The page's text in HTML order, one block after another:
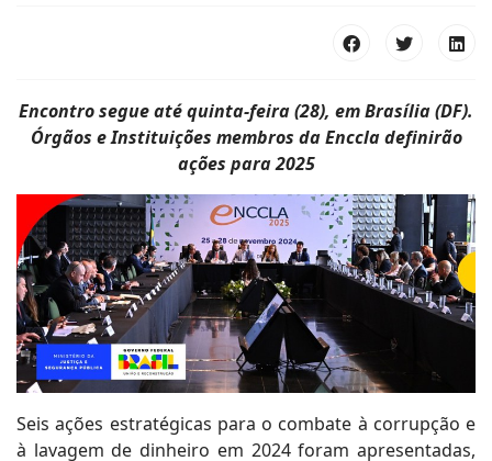
Encontro segue até quinta-feira (28), em Brasília (DF).
Órgãos e Instituições membros da Enccla definirão
ações para 2025
Seis ações estratégicas para o combate à corrupção e
à lavagem de dinheiro em 2024 foram apresentadas,